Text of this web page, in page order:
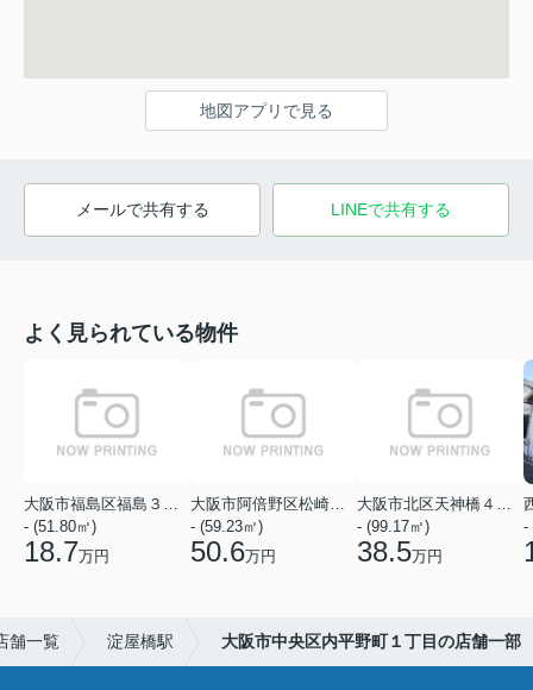
地図アプリで見る
メールで共有する LINEで共有する
よく見られている物件
- (51.80㎡)
18.7万円
- (59.23㎡)
50.6万円
- (99.17㎡)
38.5万円
-
舗一覧 淀屋橋駅 大阪市中央区内平野町１丁目の店舗一部